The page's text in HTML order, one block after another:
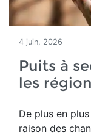
4 juin, 2026
Puits à
les
De plus en
raison des